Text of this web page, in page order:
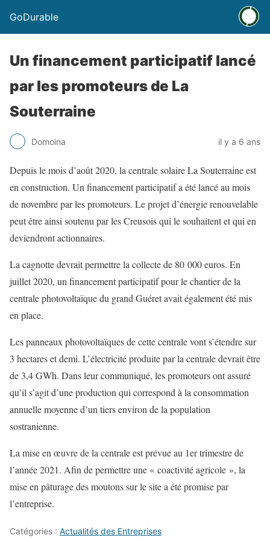
GoDurable
Un financement participatif lancé
par les promoteurs de La
Souterraine
Domoina il y a 6 ans
Depuis le mois d’août 2020, la centrale solaire La Souterraine est
en construction. Un financement participatif a été lancé au mois
de novembre par les promoteurs. Le projet d’énergie renouvelable
peut être ainsi soutenu par les Creusois qui le souhaitent et qui en
deviendront actionnaires.
La cagnotte devrait permettre la collecte de 80 000 euros. En
juillet 2020, un financement participatif pour le chantier de la
centrale photovoltaïque du grand Guéret avait également été mis
en place.
Les panneaux photovoltaïques de cette centrale vont s’étendre sur
3 hectares et demi. L’électricité produite par la centrale devrait être
de 3,4 GWh. Dans leur communiqué, les promoteurs ont assuré
qu’il s’agit d’une production qui correspond à la consommation
annuelle moyenne d’un tiers environ de la population
sostranienne.
La mise en œuvre de la centrale est prévue au 1er trimestre de
l’année 2021. Afin de permettre une « coactivité agricole », la
mise en pâturage des moutons sur le site a été promise par
l’entreprise.
Catégories : Actualités des Entreprises